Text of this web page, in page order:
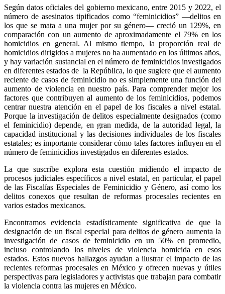
Whatsapp
Linkedin
Según datos oficiales del gobierno mexicano, entre 2015 y 2022, el
número de asesinatos tipificados como “feminicidios” —delitos en
los que se mata a una mujer por su género— creció un 129%, en
comparación con un aumento de aproximadamente el 79% en los
homicidios en general. Al mismo tiempo, la proporción real de
homicidios dirigidos a mujeres no ha aumentado en los últimos años,
y hay variación sustancial en el número de feminicidios investigados
en diferentes estados de la República, lo que sugiere que el aumento
reciente de casos de feminicidio no es simplemente una función del
aumento de violencia en nuestro país. Para comprender mejor los
factores que contribuyen al aumento de los feminicidios, podemos
centrar nuestra atención en el papel de los fiscales a nivel estatal.
Porque la investigación de delitos especialmente designados (como
el feminicidio) depende, en gran medida, de la autoridad legal, la
capacidad institucional y las decisiones individuales de los fiscales
estatales; es importante considerar cómo tales factores influyen en el
número de feminicidios investigados en diferentes estados.
La que suscribe explora esta cuestión midiendo el impacto de
procesos judiciales específicos a nivel estatal, en particular, el papel
de las Fiscalías Especiales de Feminicidio y Género, así como los
delitos conexos que resultan de reformas procesales recientes en
varios estados mexicanos.
Encontramos evidencia estadísticamente significativa de que la
designación de un fiscal especial para delitos de género aumenta la
investigación de casos de feminicidio en un 50% en promedio,
incluso controlando los niveles de violencia homicida en esos
estados. Estos nuevos hallazgos ayudan a ilustrar el impacto de las
recientes reformas procesales en México y ofrecen nuevas y útiles
perspectivas para legisladores y activistas que trabajan para combatir
la violencia contra las mujeres en México.